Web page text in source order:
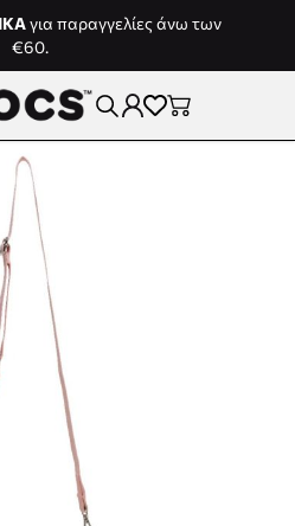
για παραγγελίες άνω των
€60.